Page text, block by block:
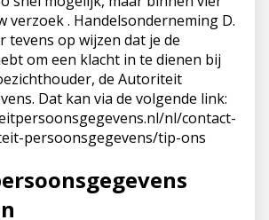
verzoek . Handelsonderneming D.
tevens op wijzen dat je de
om een klacht in te dienen bij
de Autoriteit
Dat kan via de volgende link:
nl/contact-
persoonsgegevens/tip-ons